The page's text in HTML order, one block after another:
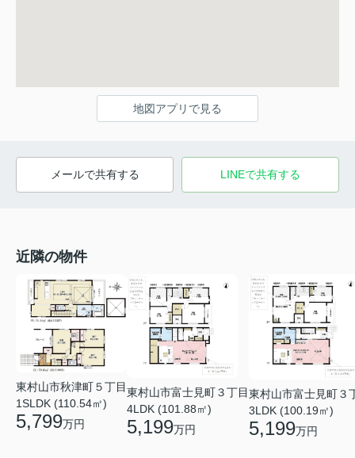
地図アプリで見る
メールで共有する LINEで共有する
近隣の物件
東村山市秋津町５丁目
1SLDK (110.54㎡)
5,799万円
東村山市富士見町３丁目
4LDK (101.88㎡)
5,199万円
東村山市富士見町３
3LDK (100.19㎡)
5,199万円